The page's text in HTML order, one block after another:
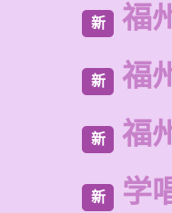
新 福
新 福
新 福
新 学